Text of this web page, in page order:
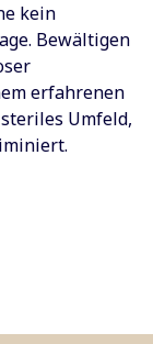
kein
Bewältigen
erfahrenen
Umfeld,